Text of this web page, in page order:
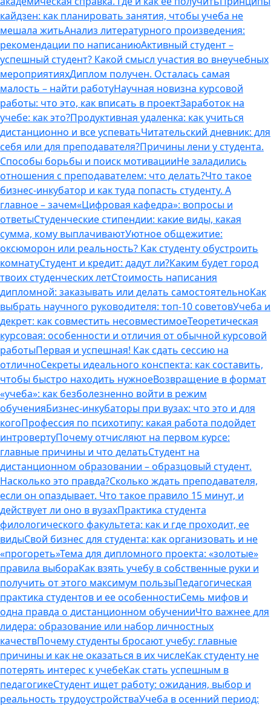
кайдзен: как планировать занятия, чтобы учеба не
мешала житьАнализ литературного произведения:
рекомендации по написаниюАктивный студент –
успешный студент? Какой смысл участия во внеучебных
мероприятияхДиплом получен. Осталась самая
малость – найти работуНаучная новизна курсовой
работы: что это, как вписать в проектЗаработок на
учебе: как это?Продуктивная удаленка: как учиться
дистанционно и все успеватьЧитательский дневник: для
себя или для преподавателя?Причины лени у студента.
Способы борьбы и поиск мотивацииНе заладились
отношения с преподавателем: что делать?Что такое
бизнес-инкубатор и как туда попасть студенту. А
главное – зачем«Цифровая кафедра»: вопросы и
ответыСтуденческие стипендии: какие виды, какая
сумма, кому выплачиваютУютное общежитие:
оксюморон или реальность? Как студенту обустроить
комнатуСтудент и кредит: дадут ли?Каким будет город
твоих студенческих летСтоимость написания
дипломной: заказывать или делать самостоятельноКак
выбрать научного руководителя: топ-10 советовУчеба и
декрет: как совместить несовместимоеТеоретическая
курсовая: особенности и отличия от обычной курсовой
работыПервая и успешная! Как сдать сессию на
отличноСекреты идеального конспекта: как составить,
чтобы быстро находить нужноеВозвращение в формат
«учеба»: как безболезненно войти в режим
обученияБизнес-инкубаторы при вузах: что это и для
когоПрофессия по психотипу: какая работа подойдет
интровертуПочему отчисляют на первом курсе:
главные причины и что делатьСтудент на
дистанционном образовании – образцовый студент.
Насколько это правда?Сколько ждать преподавателя,
если он опаздывает. Что такое правило 15 минут, и
действует ли оно в вузахПрактика студента
филологического факультета: как и где проходит, ее
видыСвой бизнес для студента: как организовать и не
«прогореть»Тема для дипломного проекта: «золотые»
правила выбораКак взять учебу в собственные руки и
получить от этого максимум пользыПедагогическая
практика студентов и ее особенностиСемь мифов и
одна правда о дистанционном обученииЧто важнее для
лидера: образование или набор личностных
качествПочему студенты бросают учебу: главные
причины и как не оказаться в их числеКак студенту не
потерять интерес к учебеКак стать успешным в
педагогикеСтудент ищет работу: ожидания, выбор и
реальность трудоустройстваУчеба в осенний период: